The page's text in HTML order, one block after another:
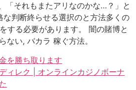
「それもまたアリなのかな…？」と
判断終らせる選択のと方法多くの
する必要があります。 闇の賭博と
ない, バカラ 稼ぐ方法。
を勝ち取ります
ィレク | オンラインカジノボーナ